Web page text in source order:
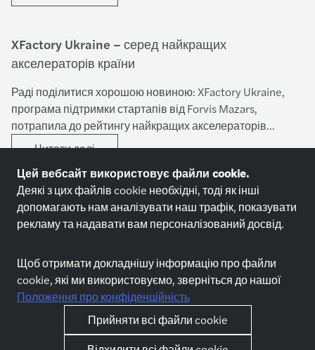
XFactory Ukraine – серед найкращих
акселераторів країни
Раді поділитися хорошою новиною: XFactory Ukraine,
програма підтримки стартапів від Forvis Mazars,
потрапила до рейтингу найкращих акселераторів
України за версією Forbes та Techosystem! Дослідження
– розвивати українську tech-екосистему попри всі
виклики.
Читати далі
Forvis Mazars у рейтингу ТОП-25 роботодавців
України 2025 року
входить до топ-25 роботодавців України, найбільш
відкритих до студентів і молодих фахівців. Рейтинг
сформовано платформою STUD-POINT* і відзначає
компанії, які створюють реальні можливості для старту
Читати далі
Цей вебсайт використовує файли cookie.
Деякі з цих файлів cookie необхідні, тоді як інші
допомагають нам аналізувати наш трафік, показувати
рекламу та надавати вам персоналізований досвід.
Щоб отримати докладнішу інформацію про файли
cookie, які ми використовуємо, зверніться до нашої
Положення про конфіденційність
Прийняти всі файли cookie